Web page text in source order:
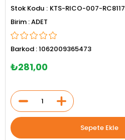
Stok Kodu
KTS-RICO-007-RC8117
ADET
Barkod :1062009365473
₺281,00